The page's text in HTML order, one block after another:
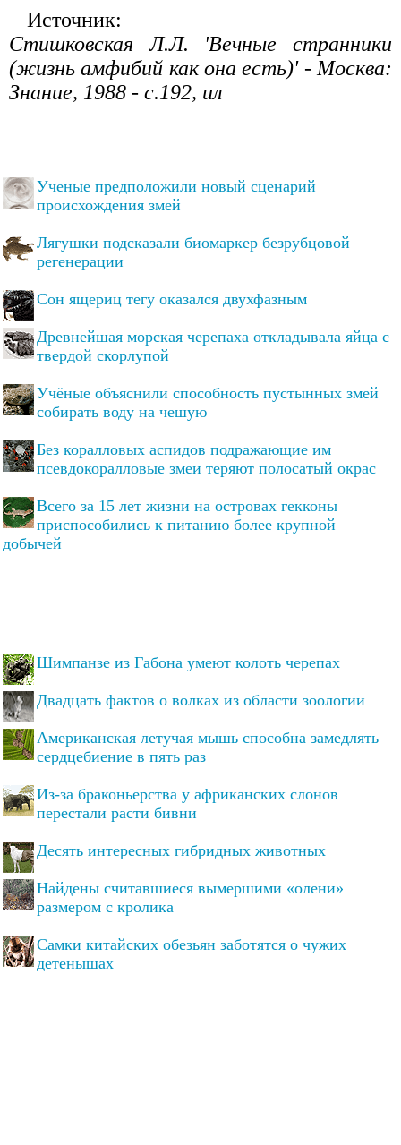
Источник:
Стишковская Л.Л. 'Вечные странники
(жизнь амфибий как она есть)' - Москва:
Знание, 1988 - с.192, ил
Ученые предположили новый сценарий
происхождения змей
Лягушки подсказали биомаркер безрубцовой
регенерации
Сон ящериц тегу оказался двухфазным
Древнейшая морская черепаха откладывала яйца с
твердой скорлупой
Учёные объяснили способность пустынных змей
собирать воду на чешую
Без коралловых аспидов подражающие им
псевдокоралловые змеи теряют полосатый окрас
Всего за 15 лет жизни на островах гекконы
приспособились к питанию более крупной
добычей
Шимпанзе из Габона умеют колоть черепах
Двадцать фактов о волках из области зоологии
Американская летучая мышь способна замедлять
сердцебиение в пять раз
Из-за браконьерства у африканских слонов
перестали расти бивни
Десять интересных гибридных животных
Найдены считавшиеся вымершими «олени»
размером с кролика
Самки китайских обезьян заботятся о чужих
детенышах